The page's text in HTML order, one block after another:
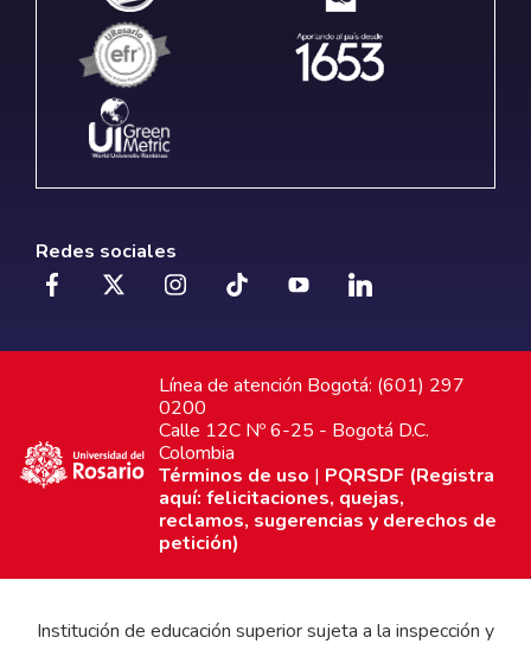
Redes sociales
Línea de atención Bogotá: (601) 297
0200
Calle 12C Nº 6-25 - Bogotá D.C.
Colombia
Términos de uso | PQRSDF (Registra
aquí: felicitaciones, quejas,
reclamos, sugerencias y derechos de
petición)
Institución de educación superior sujeta a la inspección y